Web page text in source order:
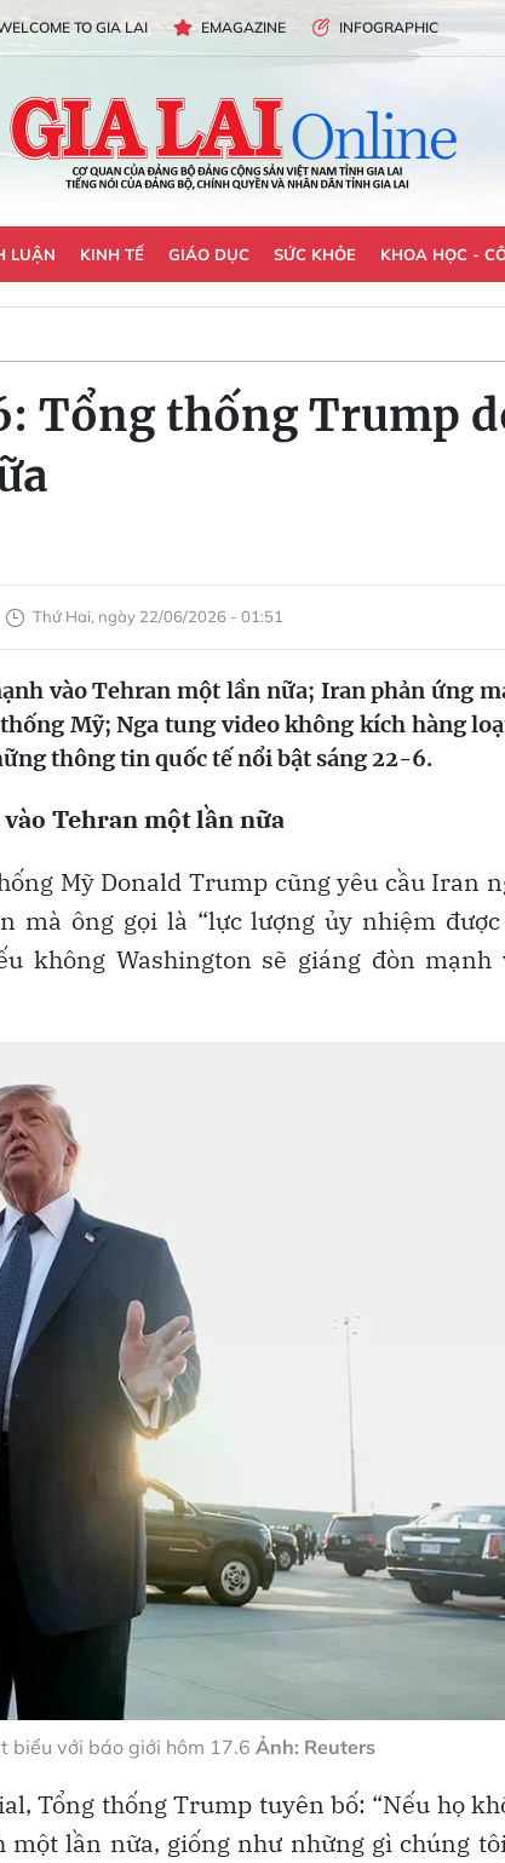
TO GIA LAI EMAGAZINE INFOGRAPHIC
LUẬN KINH TẾ GIÁO DỤC SỨC KHỎE KHOA HỌC -
Tổng thống Trump
Thứ Hai, ngày 22/06/2026 - 01:51
vào Tehran một lần nữa; Iran phản ứng
Mỹ; Nga tung video không kích hàng
thông tin quốc tế nổi bật sáng 22-6.
Tehran một lần nữa
Mỹ Donald Trump cũng yêu cầu Iran
mà ông gọi là “lực lượng ủy nhiệm
không Washington sẽ giáng đòn mạnh
biểu với báo giới hôm 17.6 Ảnh: Reuters
Tổng thống Trump tuyên bố: “Nếu họ
lần nữa, giống như những gì chúng